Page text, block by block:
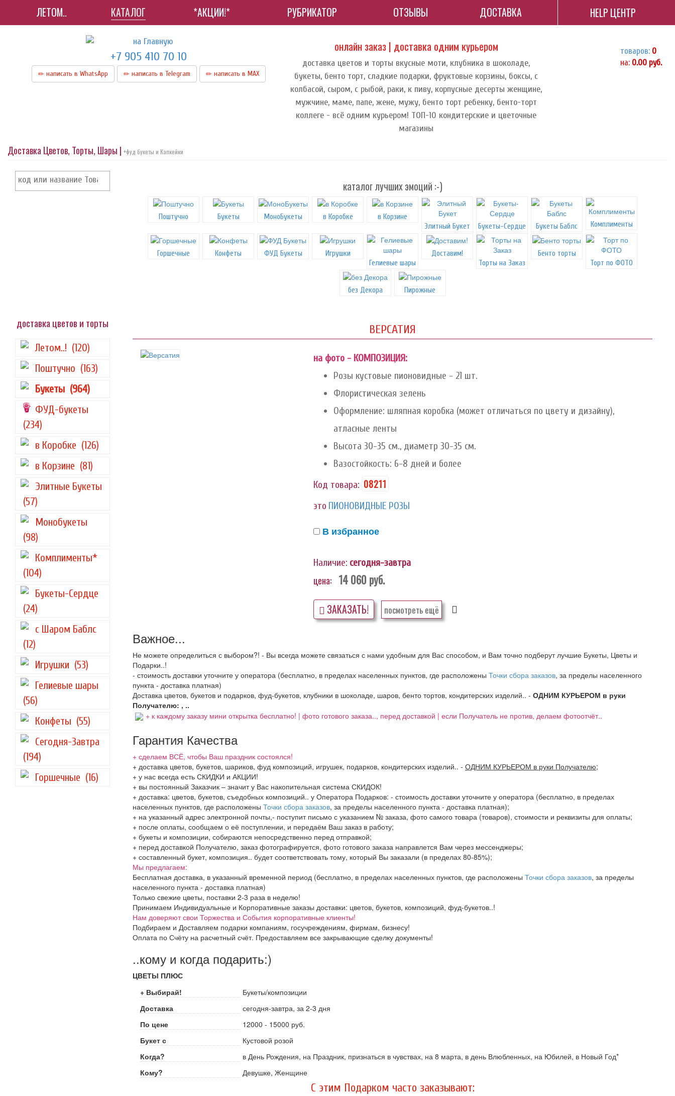
ЛЕТОМ.. КАТАЛОГ *АКЦИИ!* РУБРИКАТОР ОТЗЫВЫ ДОСТАВКА HELP ЦЕНТР
+7 905 410 70 10
написать в WhatsApp написать в Telegram написать в МАХ
онлайн заказ | доставка одним курьером
доставка цветов и торты вкусные моти, клубника в шоколаде,
букеты, бенто торт, сладкие подарки, фруктовые корзины, боксы, с
колбасой, сыром, с рыбой, раки, к пиву, корпусные десерты женщине,
мужчине, маме, папе, жене, мужу, бенто торт ребенку, бенто-торт
коллеге - всё одним курьером! ТОП-10 кондитерские и цветочные
магазины
товаров: 0
на: 0.00 руб.
Доставка Цветов, Торты, Шары | +фуд букеты и Капкейки
каталог лучших эмоций :-)
Поштучно Букеты МоноБукеты в Коробке
в Корзине
Элитный Букет
Букеты-Сердце Букеты Баблс Комплименты
Горшечные Конфеты ФУД Букеты
Игрушки
Гелиевые шары
Доставим!
Торты на Заказ
Бенто торты
Торт по ФОТО
без Декора Пирожные
доставка цветов и торты
Летом..! (120)
Поштучно (163)
Букеты (964)
ФУД-букеты
(234)
в Коробке (126)
в Корзине (81)
Элитные Букеты
(57)
Монобукеты
(98)
Комплименты*
(104)
Букеты-Сердце
(24)
с Шаром Баблс
(12)
Игрушки (53)
Гелиевые шары
(56)
Конфеты (55)
Сегодня-Завтра
(194)
Горшечные (16)
ВЕРСАТИЯ
на фото - КОМПОЗИЦИЯ:
Розы кустовые пионовидные - 21 шт.
Флористическая зелень
Оформление: шляпная коробка (может отличаться по цвету и дизайну),
атласные ленты
Высота 30-35 см., диаметр 30-35 см.
Вазостойкость: 6-8 дней и более
Код товара: 08211
это ПИОНОВИДНЫЕ РОЗЫ
В избранное
Наличие: сегодня-завтра
цена: 14 060руб.
ЗАКАЗАТЬ! посмотреть ещё
Важное...
Не можете определиться с выбором?! - Вы всегда можете связаться с нами удобным для Вас способом, и Вам точно подберут лучшие Букеты, Цветы и
Подарки..!
- стоимость доставки уточните у оператора (бесплатно, в пределах населенных пунктов, где расположены Точки сбора заказов, за пределы населенного
пункта - доставка платная)
Доставка цветов, букетов и подарков, фуд-букетов, клубники в шоколаде, шаров, бенто тортов, кондитерских изделий.. - ОДНИМ КУРЬЕРОМ в руки
Получателю: , ..
+ к каждому заказу мини открытка бесплатно! | фото готового заказа.., перед доставкой | если Получатель не против, делаем фотоотчёт..
Гарантия Качества
+ сделаем ВСЁ, чтобы Ваш праздник состоялся!
+ доставка цветов, букетов, шариков, фуд композиций, игрушек, подарков, кондитерских изделий.. - ОДНИМ КУРЬЕРОМ в руки Получателю;
+ у нас всегда есть СКИДКИ и АКЦИИ!
+ вы постоянный Заказчик – значит у Вас накопительная система СКИДОК!
+ доставка: цветов, букетов, съедобных композиций.. у Оператора Подарков: - стоимость доставки уточните у оператора (бесплатно, в пределах
населенных пунктов, где расположены Точки сбора заказов, за пределы населенного пункта - доставка платная);
+ на указанный адрес электронной почты,- поступит письмо с указанием № заказа, фото самого товара (товаров), стоимости и реквизиты для оплаты;
+ после оплаты, сообщаем о её поступлении, и передаём Ваш заказ в работу;
+ букеты и композиции, собираются непосредственно перед отправкой;
+ перед доставкой Получателю, заказ фотографируется, фото готового заказа направлется Вам через мессенджеры;
+ составленный букет, композиция.. будет соответствовать тому, который Вы заказали (в пределах 80-85%);
Мы предлагаем:
Бесплатная доставка, в указанный временной период (бесплатно, в пределах населенных пунктов, где расположены Точки сбора заказов, за пределы
населенного пункта - доставка платная)
Только свежие цветы, поставки 2-3 раза в неделю!
Принимаем Индивидуальные и Корпоративные заказы доставки: цветов, букетов, композиций, фуд-букетов..!
Нам доверяют свои Торжества и События корпоративные клиенты!
Подбираем и Доставляем подарки компаниям, госучреждениям, фирмам, бизнесу!
Оплата по Счёту на расчетный счёт. Предоставляем все закрывающие сделку документы!
..кому и когда подарить:)
ЦВЕТЫ ПЛЮС
+ Выбирай!
Букеты/композиции
Доставка
сегодня-завтра, за 2-3 дня
По цене
12000 - 15000 руб.
Букет с
Кустовой розой
Когда?
в День Рождения, на Праздник, признаться в чувствах, на 8 марта, в день Влюбленных, на Юбилей, в Новый Год*
Кому?
Девушке, Женщине
C этим Подарком часто заказывают: